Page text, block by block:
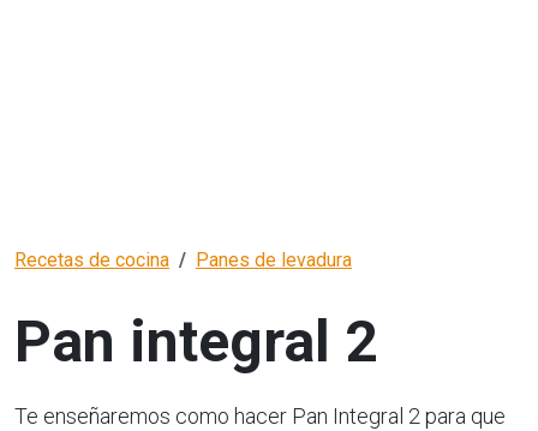
Recetas de cocina Panes de levadura
Pan integral 2
Te enseñaremos como hacer Pan Integral 2 para que